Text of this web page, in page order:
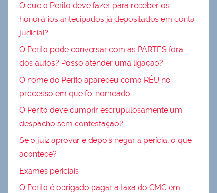
O que o Perito deve fazer para receber os
honorários antecipados já depositados em conta
judicial?
O Perito pode conversar com as PARTES fora
dos autos? Posso atender uma ligação?
O nome do Perito apareceu como RÉU no
processo em que foi nomeado
O Perito deve cumprir escrupulosamente um
despacho sem contestação?
Se o juiz aprovar e depois negar a perícia, o que
acontece?
Exames periciais
O Perito é obrigado pagar a taxa do CMC em